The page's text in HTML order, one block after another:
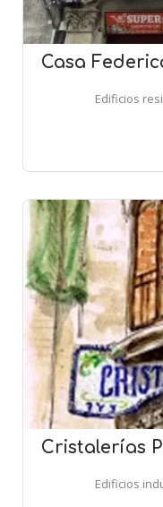
Casa
Edificios
Cristalerías
Edificios